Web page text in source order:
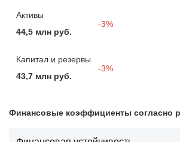
Активы
44,5 млн руб.
-3%
Капитал и резервы
43,7 млн руб.
-3%
Финансовые коэффициенты согласно